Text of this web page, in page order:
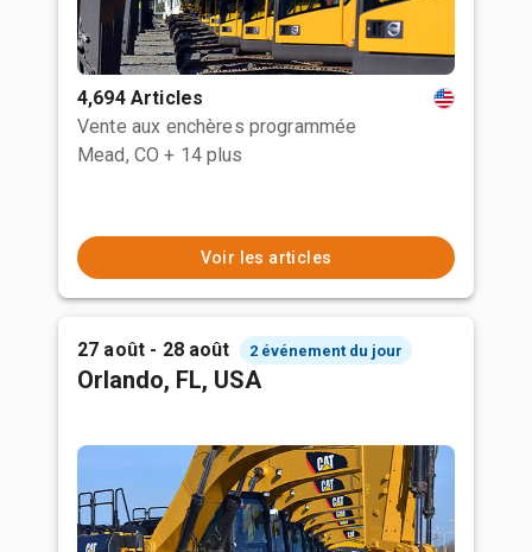
4,694 Articles
Vente aux enchères programmée
Mead, CO + 14 plus
Voir les articles
27 août - 28 août 2 événement du jour
Orlando, FL, USA